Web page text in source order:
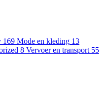
169 Mode en kleding 13
8 Vervoer en transport 55